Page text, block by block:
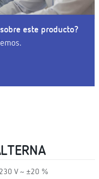
este producto?
V ~ ±20 %